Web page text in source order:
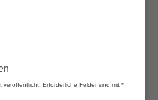
veröffentlicht. Erforderliche Felder sind mit *